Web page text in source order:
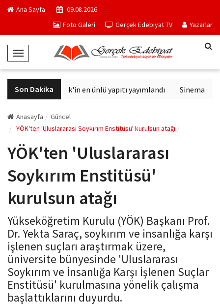
Ana Sayfa
09.08.2026
Foto Galeri
Gerçek Edebiyat TV Yazarlar
T
o
g
g
e
N
a
v
g
t
o
n
Son Dakika
Philip K. Dick'in en ünlü yapıtı yayımlandı
Anasayfa
Güncel
YÖK'ten 'Uluslararası Soykırım Enstitüsü' kurulsun atağı
YÖK'ten 'Uluslararası
Soykırım Enstitüsü'
kurulsun atağı
Yükseköğretim Kurulu (YÖK) Başkanı Prof.
Dr. Yekta Saraç, soykırım ve insanlığa karşı
işlenen suçları araştırmak üzere,
üniversite bünyesinde 'Uluslararası
Soykırım ve İnsanlığa Karşı İşlenen Suçlar
Enstitüsü' kurulmasına yönelik çalışma
başlattıklarını duyurdu.